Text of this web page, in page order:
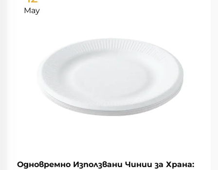
May
Одновремно Използвани Чинии за Храна: